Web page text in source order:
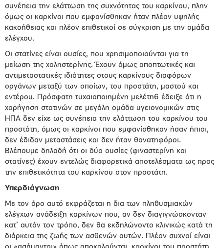
συνέπεια την ελάττωση της συχνότητας του καρκίνου, πλην
όμως οι καρκίνοι που εμφανίσθηκαν ήταν πλέον υψηλής
κακοήθειας και πλέον επιθετικοί σε σύγκριση με την ομάδα
ελέγχου.
Οι στατίνες είναι ουσίες, που χρησιμοποιούνται για τη
μείωση της χοληστερίνης. Έχουν όμως αποπτωτικές και
αντιμεταστατικές ιδιότητες στους καρκίνους διαφόρων
οργάνων μεταξύ των οποίων, του προστάτη, μαστού και
εντέρου. Πρόσφατη τυχαιοποιημένη μελέτη6 έδειξε ότι η
χορήγηση στατινών σε μεγάλη ομάδα υγειονομικών στις
ΗΠΑ δεν είχε ως συνέπεια την ελάττωση του καρκίνου του
προστάτη, όμως οι καρκίνοι που εμφανίσθηκαν ήσαν ήπιοι,
δεν έδιδαν μεταστάσεις και δεν ήταν θανατηφόροι.
Βλέπουμε δηλαδή ότι οι δύο ουσίες (φιναστερίνη και
στατίνες) έχουν εντελώς διαφορετικά αποτελέσματα ως προς
την επιθετικότητα του καρκίνου στον προστάτη.
Υπερδιάγνωση
Με τον όρο αυτό εκφράζεται η δια των πληθυσμιακών
ελέγχων ανάδειξη καρκίνων που, αν δεν διαγιγνώσκονταν
κατ’ αυτόν τον τρόπο, δεν θα εκδηλώνοντο κλινικώς κατά τη
διάρκεια της ζωής των ασθενών αυτών. Πλέον συχνοί είναι